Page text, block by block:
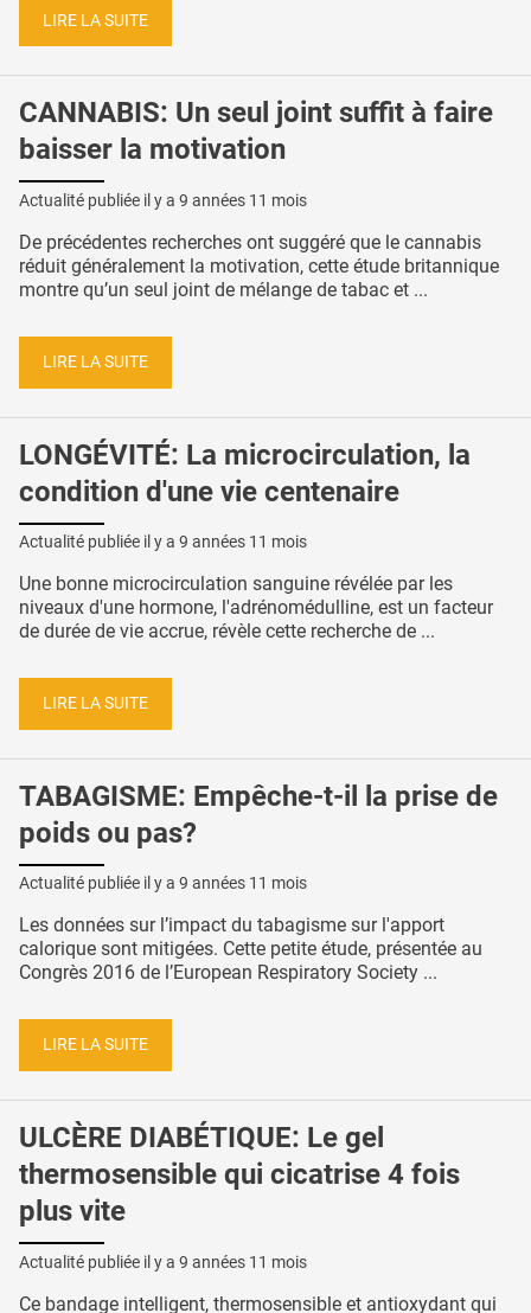
LIRE LA SUITE
CANNABIS: Un seul joint suffit à faire
baisser la motivation
Actualité publiée il y a 9 années 11 mois
De précédentes recherches ont suggéré que le cannabis
réduit généralement la motivation, cette étude britannique
montre qu’un seul joint de mélange de tabac et ...
LIRE LA SUITE
LONGÉVITÉ: La microcirculation, la
condition d'une vie centenaire
Actualité publiée il y a 9 années 11 mois
Une bonne microcirculation sanguine révélée par les
niveaux d'une hormone, l'adrénomédulline, est un facteur
de durée de vie accrue, révèle cette recherche de ...
LIRE LA SUITE
TABAGISME: Empêche-t-il la prise de
poids ou pas?
Actualité publiée il y a 9 années 11 mois
Les données sur l’impact du tabagisme sur l'apport
calorique sont mitigées. Cette petite étude, présentée au
Congrès 2016 de l’European Respiratory Society ...
LIRE LA SUITE
ULCÈRE DIABÉTIQUE: Le gel
thermosensible qui cicatrise 4 fois
plus vite
Actualité publiée il y a 9 années 11 mois
Ce bandage intelligent, thermosensible et antioxydant qui